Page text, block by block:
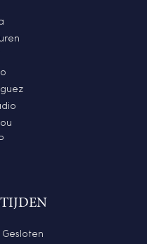
Gesloten